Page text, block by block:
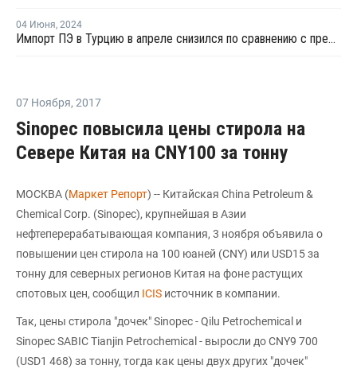
04 Июня, 2024
Импорт ПЭ в Турцию в апреле снизился по сравнению с предыдущим месяцем
07 Ноября, 2017
Sinopec повысила цены стирола на
Севере Китая на CNY100 за тонну
МОСКВА (Маркет Репорт) -- Китайская China Petroleum &
Chemical Corp. (Sinopec), крупнейшая в Азии
нефтеперерабатывающая компания, 3 ноября объявила о
повышении цен стирола на 100 юаней (CNY) или USD15 за
тонну для северных регионов Китая на фоне растущих
спотовых цен, сообщил ICIS источник в компании.
Так, цены стирола "дочек" Sinopec - Qilu Petrochemical и
Sinopec SABIC Tianjin Petrochemical - выросли до CNY9 700
(USD1 468) за тонну, тогда как цены двух других "дочек"